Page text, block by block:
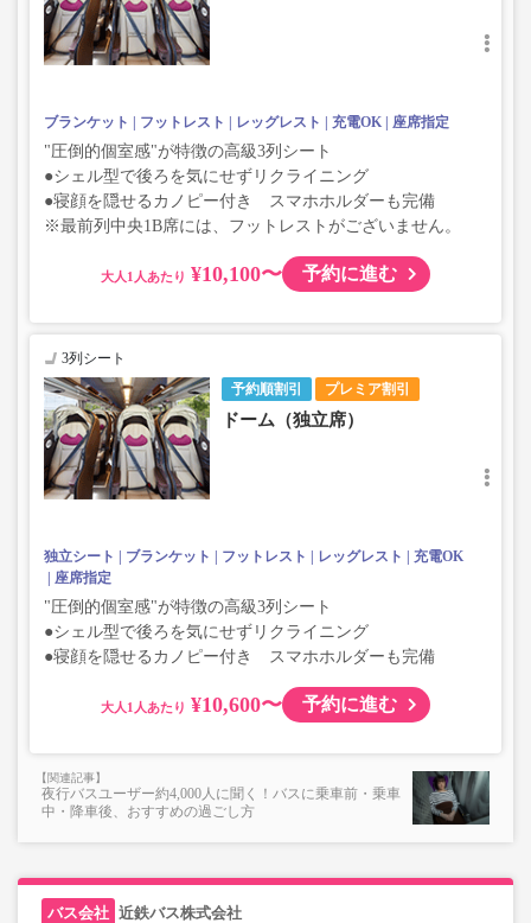
ブランケット フットレスト レッグレスト 充電OK 座席指定
"圧倒的個室感"が特徴の高級3列シート
●シェル型で後ろを気にせずリクライニング
●寝顔を隠せるカノピー付き スマホホルダーも完備
※最前列中央1B席には、フットレストがございません。
大人 ¥10,100〜 予約に進む
予約順割引 プレミア割引
3列シート
ドーム（独立席）
独立シート ブランケット フットレスト レッグレスト
充電OK
座席指定
"圧倒的個室感"が特徴の高級3列シート
●シェル型で後ろを気にせずリクライニング
●寝顔を隠せるカノピー付き スマホホルダーも完備
大人 ¥10,600〜 予約に進む
夜行バスユーザー約4,000人に聞く！バスに乗車前・乗車
中・降車後、おすすめの過ごし方
近鉄バス株式会社